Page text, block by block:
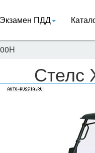
Экзамен ПДД
Стелс